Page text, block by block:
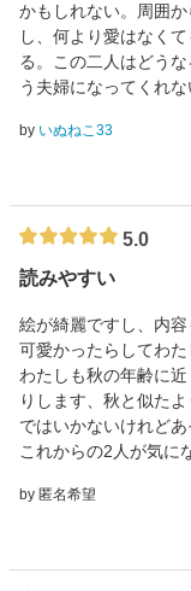
かもしれない。周囲
し、何より愛はなく
る。この二人はどう
う夫婦になってくれな
by いぬねこ33
5.0
読みやすい
絵が綺麗ですし、内
可愛かったらしてわた
わたしも秋の年齢に
りします、秋と似た
ではいかないけれど
これからの2人が気に
by 匿名希望